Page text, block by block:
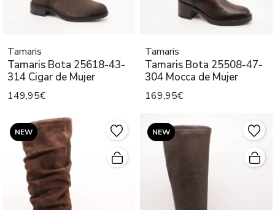
Tamaris
Tamaris Bota 25618-43-
314 Cigar de Mujer
149,95€
Tamaris
Tamaris Bota 25508-47-
304 Mocca de Mujer
169,95€
NEW NEW